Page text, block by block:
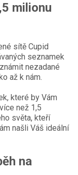
milionu
sítě Cupid
seznamek
nezadané
až k nám.
které by Vám
než 1,5
světa, kteří
našli Váš ideální
na